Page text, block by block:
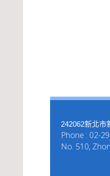
242062新北市
Phone : 02-
No. 510,